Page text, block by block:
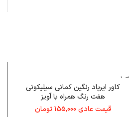
اتمام م
وجودی
کاور ایرپاد رنگین کمانی سیلیکونی
هفت رنگ همراه با آویز
قیمت عادی155,000 تومان